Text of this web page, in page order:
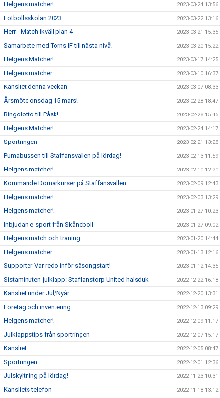
Helgens matcher! 2023-03-24 13:56
Fotbollsskolan 2023 2023-03-22 13:16
Herr - Match ikväll plan 4 2023-03-21 15:35
Samarbete med Torns IF till nästa nivå! 2023-03-20 15:22
Helgens Matcher! 2023-03-17 14:25
Helgens matcher 2023-03-10 16:37
Kansliet denna veckan 2023-03-07 08:33
Årsmöte onsdag 15 mars! 2023-02-28 18:47
Bingolotto till Påsk! 2023-02-28 15:45
Helgens Matcher! 2023-02-24 14:17
Sportringen 2023-02-21 13:28
Pumabussen till Staffansvallen på lördag! 2023-02-13 11:59
Helgens matcher! 2023-02-10 12:20
Kommande Domarkurser på Staffansvallen 2023-02-09 12:43
Helgens matcher! 2023-02-03 13:29
Helgens matcher! 2023-01-27 10:23
Inbjudan e-sport från Skåneboll 2023-01-27 09:02
Helgens match och träning 2023-01-20 14:44
Helgens matcher 2023-01-13 12:16
Supporter-Var redo inför säsongstart! 2023-01-12 14:35
Sistaminuten-julklapp: Staffanstorp United halsduk 2022-12-22 16:18
Kansliet under Jul/Nyår 2022-12-20 13:31
Företag och inventering 2022-12-13 09:29
Helgens matcher! 2022-12-09 11:17
Julklappstips från sportringen 2022-12-07 15:17
Kansliet 2022-12-05 08:47
Sportringen 2022-12-01 12:36
Julskyltning på lördag! 2022-11-23 10:31
Kansliets telefon 2022-11-18 13:12